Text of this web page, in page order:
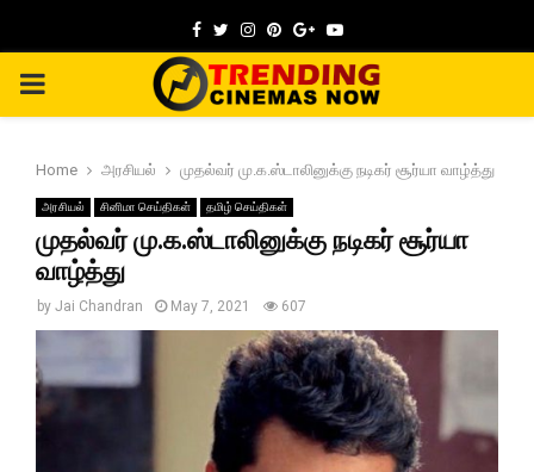
Facebook
TwitterInstagram
Pinterest
GoogleYoutube
PRIMARY
Home அரசியல் முதல்வர் மு.க.ஸ்டாலினுக்கு நடிகர் சூர்யா வாழ்த்து
அரசியல் சினிமா செய்திகள் தமிழ் செய்திகள்
முதல்வர் மு.க.ஸ்டாலினுக்கு நடிகர் சூர்யா
வாழ்த்து
by Jai Chandran May 7, 2021 607